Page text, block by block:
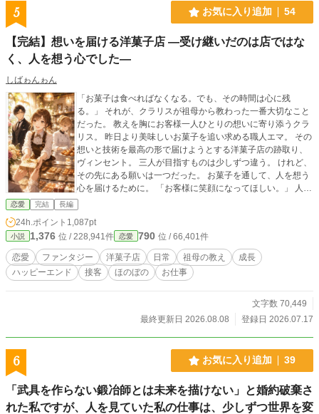
5 お気に入り追加 54
【完結】想いを届ける洋菓子店 ―受け継いだのは店ではな
く、人を想う心でした―
しばゎんゎん
「お菓子は食べればなくなる。でも、その時間は心に残
る。」 それが、クラリスが祖母から教わった一番大切なこと
だった。 教えを胸にお客様一人ひとりの想いに寄り添うクラ
リス。 昨日より美味しいお菓子を追い求める職人エマ。 その
想いと技術を最高の形で届けようとする洋菓子店の跡取り、
ヴィンセント。 三人が目指すものは少しずつ違う。 けれど、
その先にある願いは一つだった。 お菓子を通して、人を想う
心を届けるために。 「お客様に笑顔になってほしい。」 人を
想う心は、人から人へ、そして店から店へと受け継がれてい
く。
恋愛 完結 長編
24h.ポイント 1,087pt
小説 1,376 位 / 228,941件 恋愛 790 位 / 66,401件
恋愛 ファンタジー 洋菓子店 日常 祖母の教え
成長
ハッピーエンド
接客 ほのぼの お仕事
文字数 70,449
最終更新日 2026.08.08
登録日 2026.07.17
6 お気に入り追加 39
「武具を作らない鍛冶師とは未来を描けない」と婚約破棄さ
れた私ですが、人を見ていた私の仕事は、少しずつ世界を変